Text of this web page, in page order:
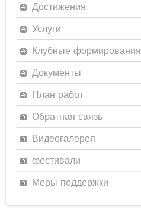
Достижения
Услуги
Клубные формирования
Документы
План работ
Обратная связь
Видеогалерея
фестивали
Меры поддержки